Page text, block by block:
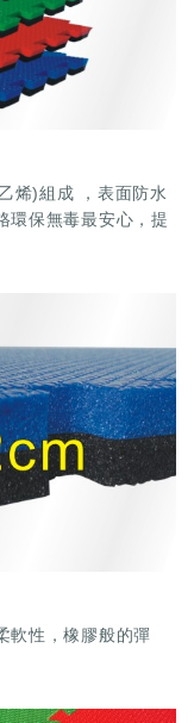
烯)組成 ，表面防水
環保無毒最安心，提
軟性，橡膠般的彈